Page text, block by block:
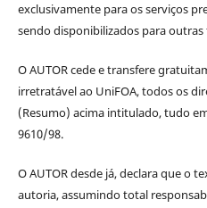
exclusivamente para os serviços
sendo disponibilizados para
O AUTOR cede e transfere
irretratável ao UniFOA, todos os
(Resumo) acima intitulado, tudo
9610/98.
O AUTOR desde já, declara que o
autoria, assumindo total